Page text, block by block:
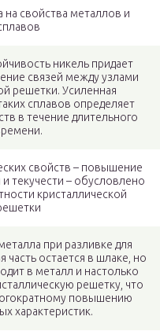
на свойства металлов и
никель придает
связей между узлами
решетки. Усиленная
сплавов определяет
в течение длительного
свойств – повышение
текучести – обусловлено
кристаллической
при разливке для
часть остается в шлаке, но
в металл и настолько
решетку, что
повышению
характеристик.